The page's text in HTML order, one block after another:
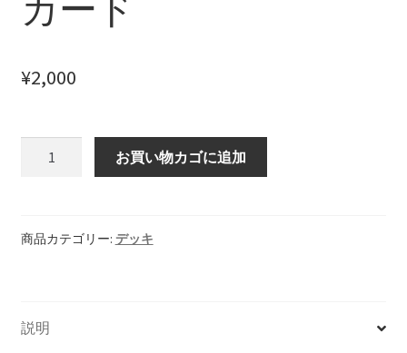
【HELP】デッキ詳細
【HELP】ホーム画面
【HELP】ログイン画面
【HELP】所有デッキライブラリ
¥2,000
ノ
ー
お買い物カゴに追加
商品カテゴリー: デッキ
説明